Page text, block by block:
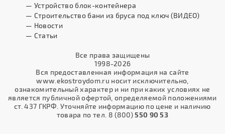
— Устройство блок-контейнера
— Строительство бани из бруса под ключ (ВИДЕО)
— Новости
— Статьи
Все права защищены
1998-2026
Вся предоставленная информация на сайте
www.ekostroydom.ru носит исключительно,
ознакомительный характер и ни при каких условиях не
является публичной офертой, определяемой положениями
ст. 437 ГКРФ. Уточняйте информацию по цене и наличию
товара по тел. 8 (800)550 90 53